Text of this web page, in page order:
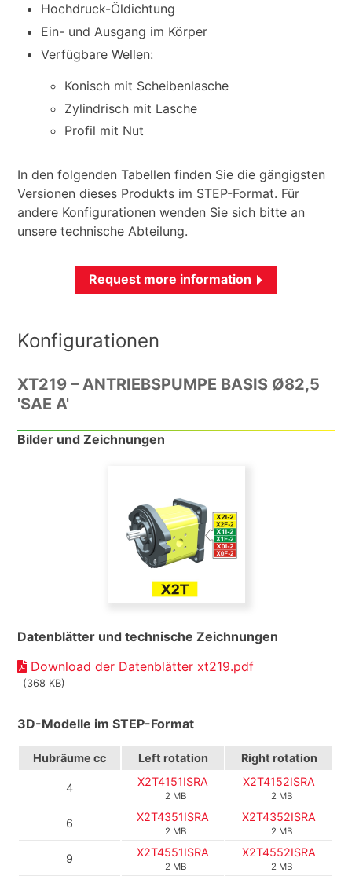
Hochdruck-Öldichtung
Ein- und Ausgang im Körper
Verfügbare Wellen:
Konisch mit Scheibenlasche
Zylindrisch mit Lasche
Profil mit Nut
In den folgenden Tabellen finden Sie die gängigsten
Versionen dieses Produkts im STEP-Format. Für
andere Konfigurationen wenden Sie sich bitte an
unsere technische Abteilung.
Request more information
Konfigurationen
XT219 – ANTRIEBSPUMPE BASIS Ø82,5
'SAE A'
Bilder und Zeichnungen
Datenblätter und technische Zeichnungen
Download der Datenblätter xt219.pdf
(368 KB)
3D-Modelle im STEP-Format
Hubräume cc Left rotation Right rotation
4 X2T4151ISRA
2 MB
X2T4152ISRA
2 MB
6 X2T4351ISRA
2 MB
X2T4352ISRA
2 MB
9 X2T4551ISRA
2 MB
X2T4552ISRA
2 MB